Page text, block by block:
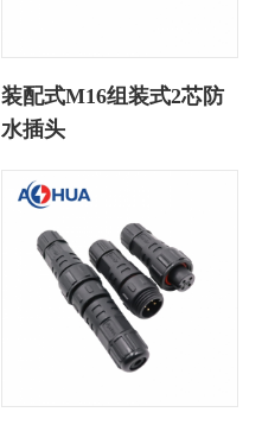
装配式M16组装式2芯防
水插头